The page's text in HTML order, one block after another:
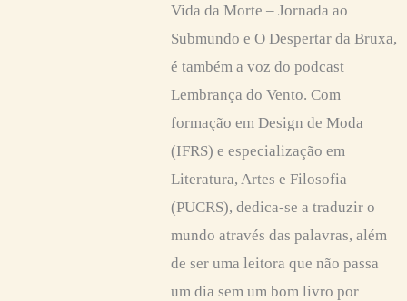
Vida da Morte – Jornada ao
Submundo e O Despertar da Bruxa,
é também a voz do podcast
Lembrança do Vento. Com
formação em Design de Moda
(IFRS) e especialização em
Literatura, Artes e Filosofia
(PUCRS), dedica-se a traduzir o
mundo através das palavras, além
de ser uma leitora que não passa
um dia sem um bom livro por